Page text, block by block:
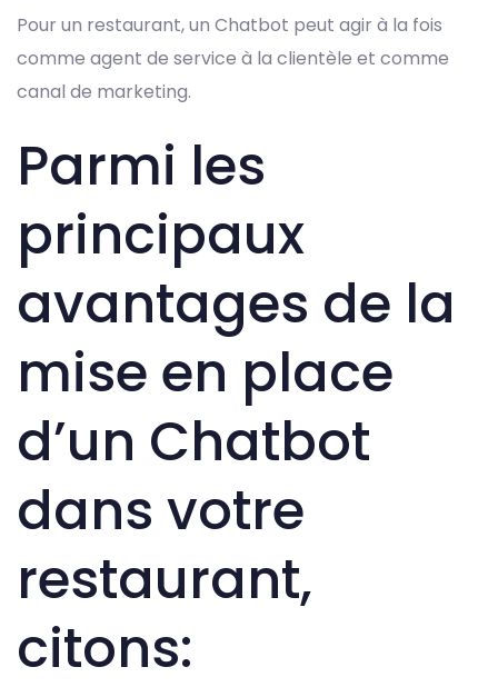
Pour un restaurant, un Chatbot peut agir à la fois
comme agent de service à la clientèle et comme
canal de marketing.
Parmi les
principaux
avantages de la
mise en place
d’un Chatbot
dans votre
restaurant,
citons: